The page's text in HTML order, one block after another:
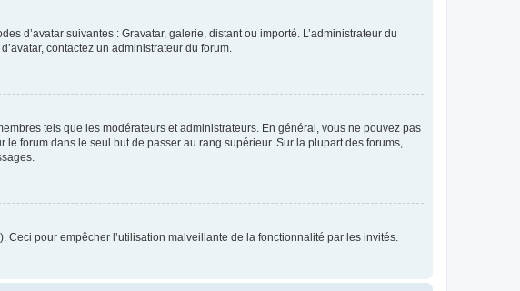
d’avatar suivantes : Gravatar, galerie, distant ou importé. L’administrateur du
contactez un administrateur du forum.
tels que les modérateurs et administrateurs. En général, vous ne pouvez pas
forum dans le seul but de passer au rang supérieur. Sur la plupart des forums,
pour empêcher l’utilisation malveillante de la fonctionnalité par les invités.